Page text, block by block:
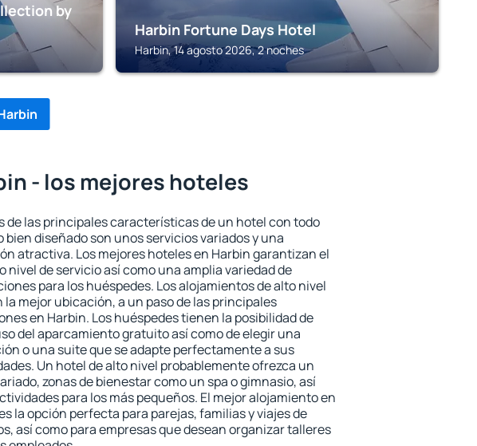
by
Harbin Fortune Days Hotel
Harbin, 14 agosto 2026, 2 noches
- los mejores hoteles
de las principales características de un hotel con todo
bien diseñado son unos servicios variados y una
atractiva. Los mejores hoteles en Harbin garantizan el
nivel de servicio así como una amplia variedad de
para los huéspedes. Los alojamientos de alto nivel
mejor ubicación, a un paso de las principales
en Harbin. Los huéspedes tienen la posibilidad de
del aparcamiento gratuito así como de elegir una
o una suite que se adapte perfectamente a sus
Un hotel de alto nivel probablemente ofrezca un
zonas de bienestar como un spa o gimnasio, así
para los más pequeños. El mejor alojamiento en
la opción perfecta para parejas, familias y viajes de
así como para empresas que desean organizar talleres